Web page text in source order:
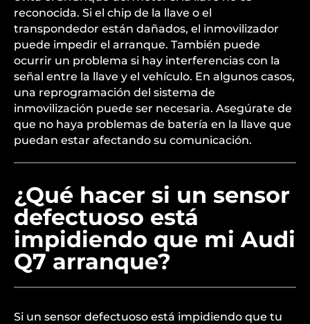
reconocida. Si el chip de la llave o el
transpondedor están dañados, el inmovilizador
puede impedir el arranque. También puede
ocurrir un problema si hay interferencias con la
señal entre la llave y el vehículo. En algunos casos,
una reprogramación del sistema de
inmovilización puede ser necesaria. Asegúrate de
que no haya problemas de batería en la llave que
puedan estar afectando su comunicación.
¿Qué hacer si un sensor
defectuoso está
impidiendo que mi Audi
Q7 arranque?
Si un sensor defectuoso está impidiendo que tu